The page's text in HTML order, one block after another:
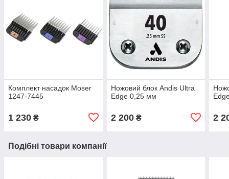
Комплект насадок Moser
1247-7445
1 230 ₴
Ножовий блок Andis Ultra
Edge 0,25 мм
2 200₴ 2
Подібні товари компанії